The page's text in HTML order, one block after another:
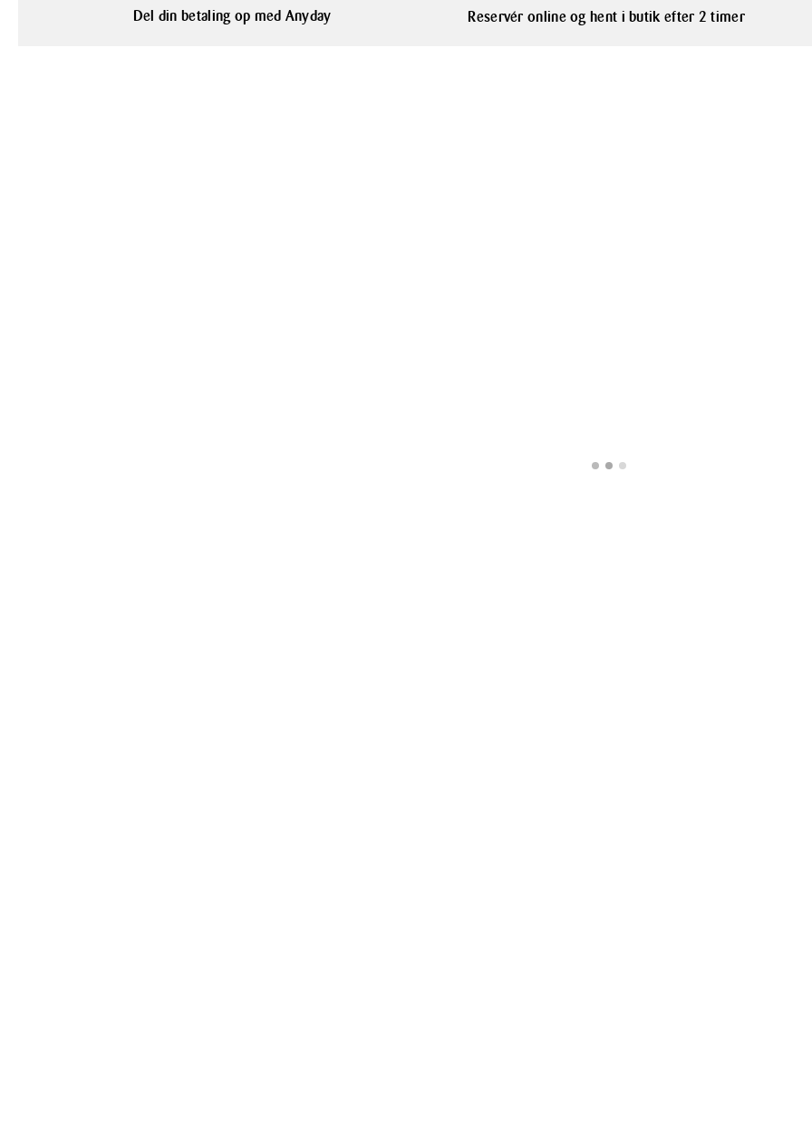
Del din betaling op med Anyday Reservér online og hent i butik efter 2 timer